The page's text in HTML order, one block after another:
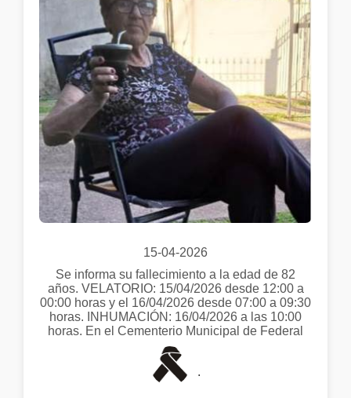
15-04-2026
Se informa su fallecimiento a la edad de 82
años. VELATORIO: 15/04/2026 desde 12:00 a
00:00 horas y el 16/04/2026 desde 07:00 a 09:30
horas. INHUMACIÓN: 16/04/2026 a las 10:00
horas. En el Cementerio Municipal de Federal
.